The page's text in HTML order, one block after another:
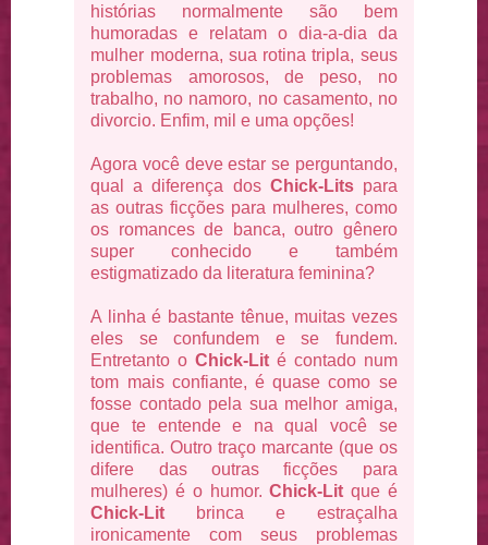
histórias normalmente são bem
humoradas e relatam o dia-a-dia da
mulher moderna, sua rotina tripla, seus
problemas amorosos, de peso, no
trabalho, no namoro, no casamento, no
divorcio. Enfim, mil e uma opções!
Agora você deve estar se perguntando,
qual a diferença dos Chick-Lits para
as outras ficções para mulheres, como
os romances de banca, outro gênero
super conhecido e também
estigmatizado da literatura feminina?
A linha é bastante tênue, muitas vezes
eles se confundem e se fundem.
Entretanto oChick-Lit é contado num
tom mais confiante, é quase como se
fosse contado pela sua melhor amiga,
que te entende e na qual você se
identifica. Outro traço marcante (que os
difere das outras ficções para
mulheres) é o humor.Chick-Lit que é
Chick-Lit brinca e estraçalha
ironicamente com seus problemas